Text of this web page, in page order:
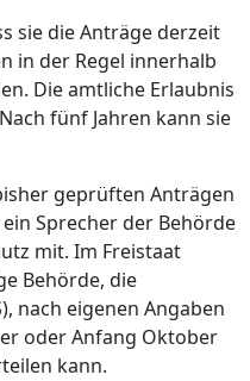
sie die Anträge derzeit
in der Regel innerhalb
Die amtliche Erlaubnis
fünf Jahren kann sie
geprüften Anträgen
Sprecher der Behörde
mit. Im Freistaat
Behörde, die
nach eigenen Angaben
oder Anfang Oktober
kann.